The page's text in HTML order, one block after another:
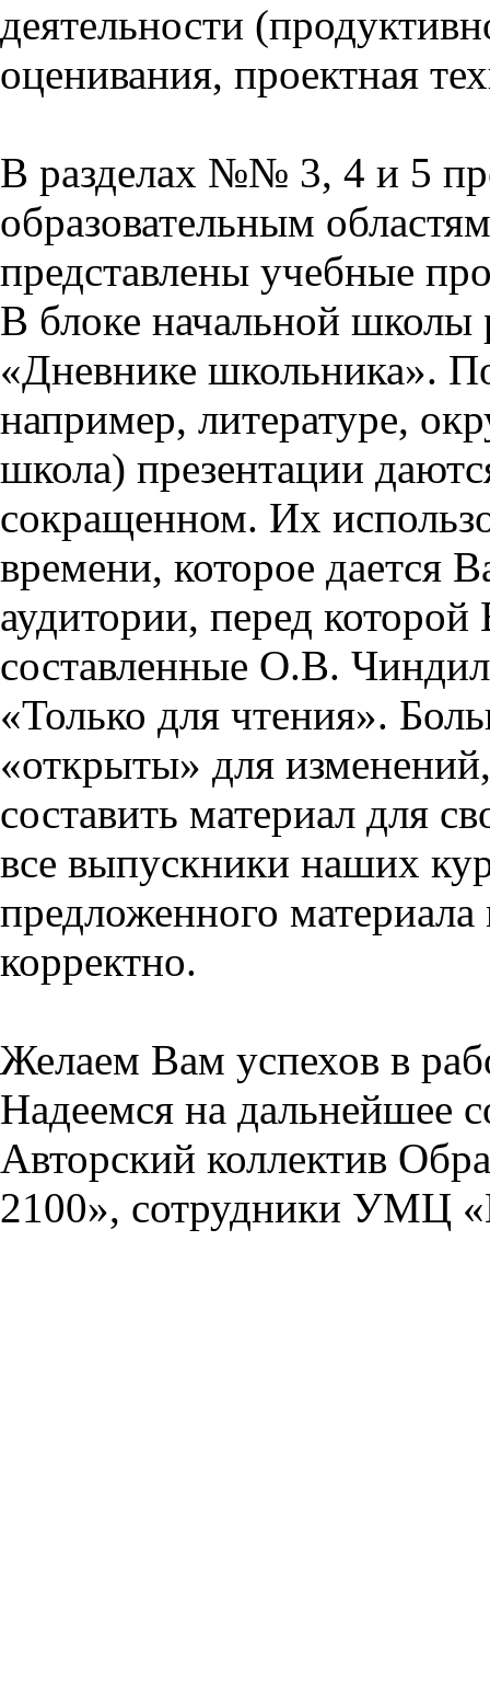
деятельности
оценивания, проектная
В разделах №№ 3, 4 и 5
образовательным
представлены учебные
В блоке начальной школы
«Дневнике школьника».
например, литературе,
школа) презентации
сокращенном. Их
времени, которое дается
аудитории, перед
составленные О.В.
«Только для чтения».
«открыты» для
составить материал для
все выпускники наших
предложенного
корректно.
Желаем Вам успехов в
Надеемся на дальнейшее
Авторский коллектив
2100», сотрудники УМЦ